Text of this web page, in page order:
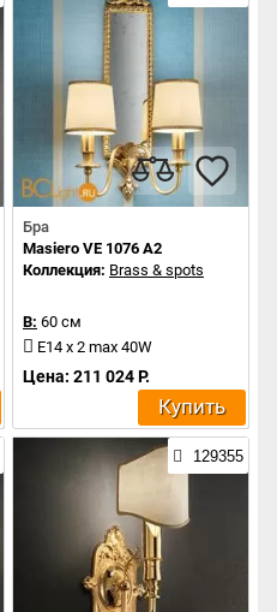
Бра
Masiero VE 1076 A2
Коллекция: Brass & spots
В: 60 см
E14 x 2 max 40W
Цена: 211 024 Р.
Купить
129355